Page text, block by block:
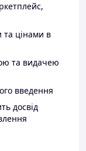
цінами в
та видачею
введення
досвід